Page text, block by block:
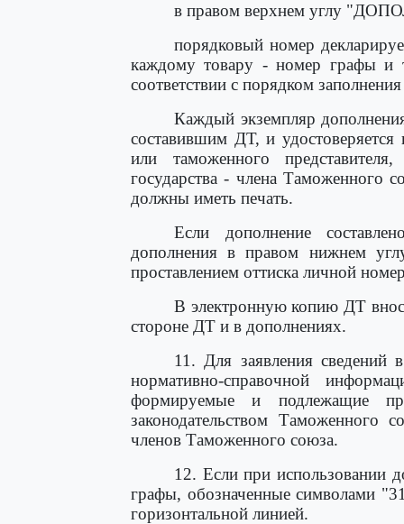
в правом верхнем углу
порядковый номер
каждому товару - номер графы и
соответствии с порядком
Каждый экземпляр
составившим ДТ, и удостоверяется
или таможенного
государства - члена Таможенного
должны иметь печать.
Если дополнение
дополнения в правом нижнем
проставлением оттиска личной
В электронную копию ДТ
стороне ДТ и в дополнениях.
11. Для заявления
нормативно-справочной
формируемые и подлежащие
законодательством Таможенного
членов Таможенного союза.
12. Если при использовании
графы, обозначенные символами
горизонтальной линией.